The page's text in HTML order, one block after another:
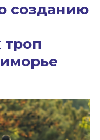
созданию
троп